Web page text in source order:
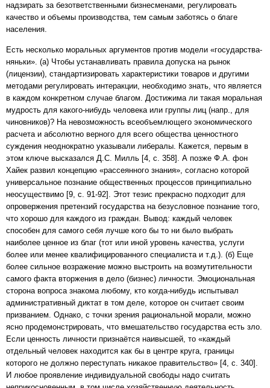
надзирать за безответственными бизнесменами, регулировать
качество и объемы производства, тем самым заботясь о благе
населения.
Есть несколько моральных аргументов против модели «государства-
няньки». (а) Чтобы устанавливать правила допуска на рынок
(лицензии), стандартизировать характеристики товаров и другими
методами регулировать интеракции, необходимо знать, что является
в каждом конкретном случае благом. Достижима ли такая моральная
мудрость для какого-нибудь человека или группы лиц (напр., для
чиновников)? На невозможность всеобъемлющего экономического
расчета и абсолютно верного для всего общества ценностного
суждения неоднократно указывали либералы. Кажется, первым в
этом ключе высказался Д.С. Милль [4, c. 358]. А позже Ф.А. фон
Хайек развил концепцию «рассеянного знания», согласно которой
универсальное познание общественных процессов принципиально
неосуществимо [9, с. 91-92]. Этот тезис прекрасно подходит для
опровержения претензий государства на безусловное познание того,
что хорошо для каждого из граждан. Вывод: каждый человек
способен для самого себя лучше кого бы то ни было выбрать
наиболее ценное из благ (тот или иной уровень качества, услуги
более или менее квалифицированного специалиста и т.д.). (б) Еще
более сильное возражение можно выстроить на возмутительности
самого факта вторжения в дело (бизнес) личности. Эмоциональная
сторона вопроса знакома любому, кто когда-нибудь испытывал
административный диктат в том деле, которое он считает своим
призванием. Однако, с точки зрения рациональной морали, можно
ясно продемонстрировать, что вмешательство государства есть зло.
Если ценность личности признаётся наивысшей, то «каждый
отдельный человек находится как бы в центре круга, границы
которого не должно переступать никакое правительство» [4, с. 340].
И любое проявление индивидуальной свободы надо считать